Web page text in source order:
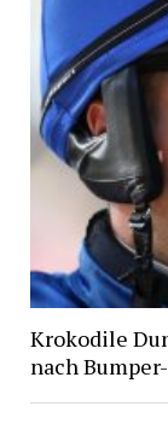
Krokodile
nach